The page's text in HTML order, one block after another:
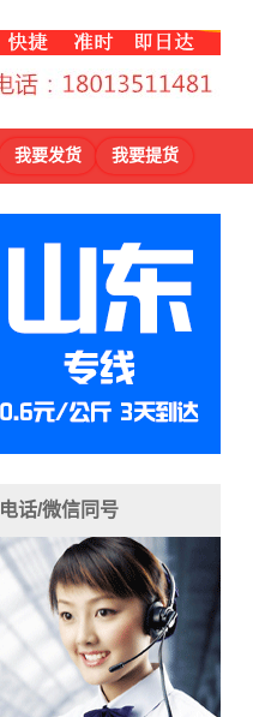
我要发货 我要提货
电话/微信同号